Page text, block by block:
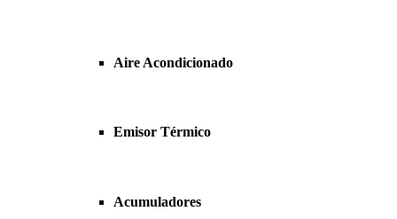
Aire Acondicionado
Emisor Térmico
Acumuladores